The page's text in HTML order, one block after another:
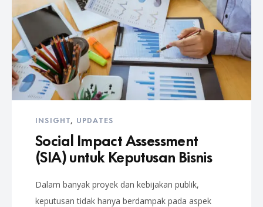
INSIGHT, UPDATES
Social Impact Assessment
(SIA) untuk Keputusan Bisnis
Dalam banyak proyek dan kebijakan publik,
keputusan tidak hanya berdampak pada aspek